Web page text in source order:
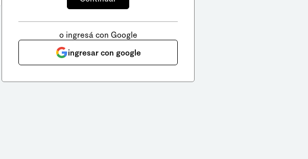
o ingresá con Google
ingresar con google